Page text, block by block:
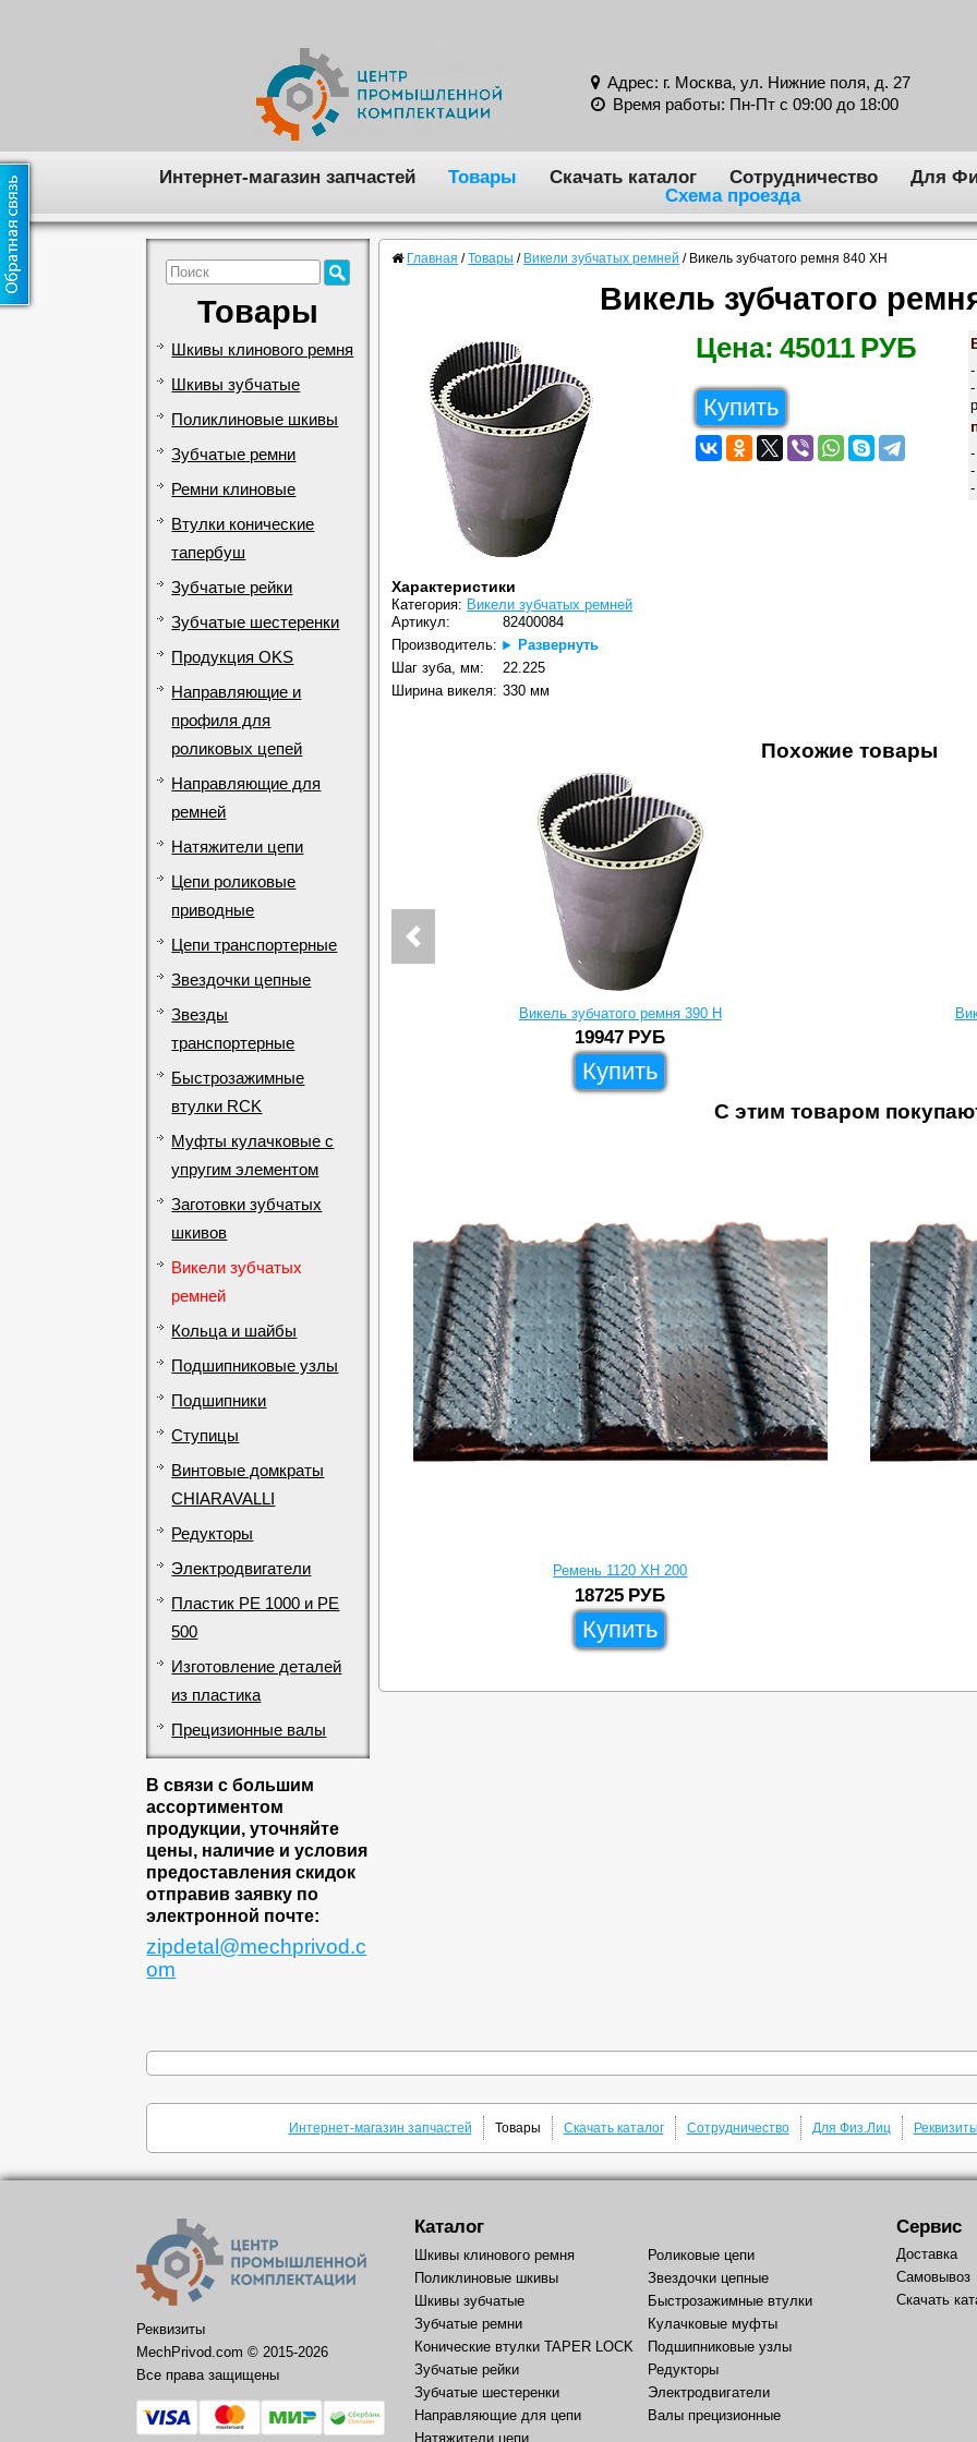
Адрес: г. Москва, ул. Нижние поля, д. 27
Время работы: Пн-Пт с 09:00 до 18:00
Интернет-магазин запчастей Товары Скачать каталог Сотрудничество Для
Схема проезда
Товары
Шкивы клинового ремня
Шкивы зубчатые
Поликлиновые шкивы
Зубчатые ремни
Ремни клиновые
Втулки конические
тапербуш
Зубчатые рейки
Зубчатые шестеренки
Продукция OKS
Направляющие и
профиля для
роликовых цепей
Направляющие для
ремней
Натяжители цепи
Цепи роликовые
приводные
Цепи транспортерные
Звездочки цепные
Звезды
транспортерные
Быстрозажимные
втулки RCK
Муфты кулачковые с
упругим элементом
Заготовки зубчатых
шкивов
Викели зубчатых
ремней
Кольца и шайбы
Подшипниковые узлы
Подшипники
Ступицы
Винтовые домкраты
CHIARAVALLI
Редукторы
Электродвигатели
Пластик PE 1000 и PE
500
Изготовление деталей
из пластика
Прецизионные валы
В связи с большим
ассортиментом
продукции, уточняйте
цены, наличие и условия
предоставления скидок
отправив заявку по
электронной почте:
zipdetal@mechprivod.c
om
Главная / Товары / Викели зубчатых ремней / Викель зубчатого ремня 840 XH
Викель зубчатого
Цена: 45011 РУБ
Купить
-
Характеристики
Категория: Викели зубчатых ремней
Артикул:
82400084
Производитель:
Развернуть
Шаг зуба, мм:
22.225
Ширина викеля: 330 мм
Похожие товары
Викель зубчатого ремня 390 H
19947 РУБ
Купить
С этим товаром
Ремень 1120 XH 200
18725 РУБ
Купить
Интернет-магазин запчастей Товары Скачать каталог Сотрудничество Для Физ.Лиц Реквизиты
Реквизиты
MechPrivod.com ©2015-2026
Все права защищены
Каталог
Шкивы клинового ремня
Поликлиновые шкивы
Шкивы зубчатые
Зубчатые ремни
Конические втулки TAPER LOCK
Зубчатые рейки
Зубчатые шестеренки
Направляющие для цепи
Натяжители цепи
Роликовые цепи
Звездочки цепные
Быстрозажимные втулки
Кулачковые муфты
Подшипниковые узлы
Редукторы
Электродвигатели
Валы прецизионные
Сервис
Доставка
Самовывоз
Скачать